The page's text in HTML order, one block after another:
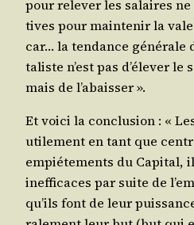
pour rele­ver les salaires
tives pour main­te­nir la
car… la ten­dance
ta­liste n’est pas d’é­le­ver
mais de l’abaisser ».
Et voi­ci la conclu­sion : «
uti­le­ment en tant que
empié­te­ments du Capi­tal,
inef­fi­caces par suite de
qu’ils font de leur